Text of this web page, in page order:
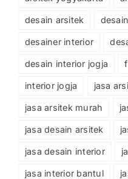
desain arsitek
desainer interior
desain interior jogja
interior jogja jasa
jasa arsitek murah
jasa desain arsitek
jasa desain interior
jasa interior bantul